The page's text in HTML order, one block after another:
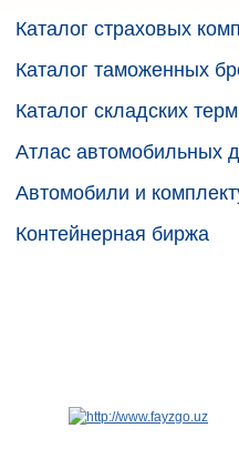
Каталог страховых
Каталог таможенных
Каталог складских
Атлас автомобильных
Автомобили и
Контейнерная биржа